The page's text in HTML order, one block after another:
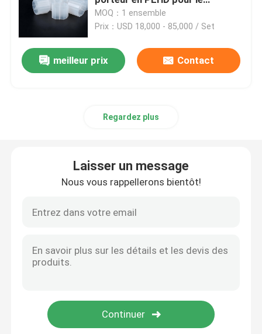
Diffuseur d'air de bulle
Machine de déshydratation des boues
Séparateur de solide-liquide
Remplisseur de traitement de l'eau
Bioréacteur de membrane
Mélangeur statique
traitement des eaux usées
industrielles en Amérique latine
MOQ：1 ensemble
Prix：USD 18,000 - 85,000 / Set
meilleur prix Contact
Regardez plus
Laisser un message
Nous vous rappellerons bientôt!